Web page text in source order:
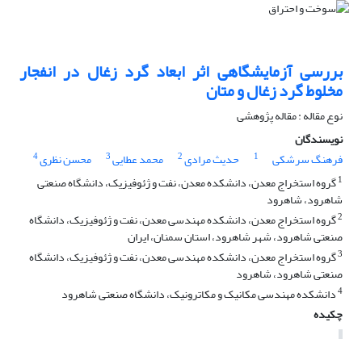
بررسی آزمایشگاهی اثر ابعاد گرد زغال در انفجار
مخلوط گرد زغال و متان
نوع مقاله : مقاله پژوهشی
نویسندگان
فرهنگ سرشکی
1 حدیث مرادی2 محمد عطایی3 محسن نظری4
1گروه استخراج معدن، دانشکده معدن، نفت و ژئوفیزیک، دانشگاه صنعتی
شاهرود، شاهرود
2گروه استخراج معدن، دانشکده مهندسی معدن، نفت و ژئوفیزیک، دانشگاه
صنعتی شاهرود، شهر شاهرود، استان سمنان، ایران
3گروه استخراج معدن، دانشکده مهندسی معدن، نفت و ژئوفیزیک، دانشگاه
صنعتی شاهرود، شاهرود
4دانشکده مهندسی مکانیک و مکاترونیک، دانشگاه صنعتی شاهرود
چکیده